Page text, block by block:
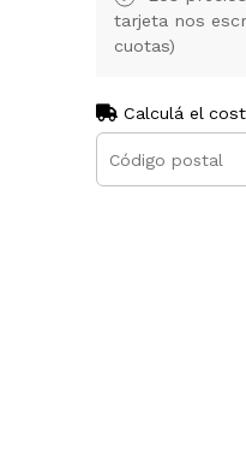
tarjeta nos
cuotas)
Calculá el